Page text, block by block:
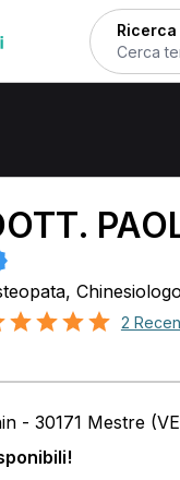
Ricerca
Chinesiologo
2
- 30171 Mestre